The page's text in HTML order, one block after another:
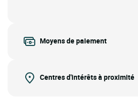
Moyens de paiement
Centres d'intérêts à proximité